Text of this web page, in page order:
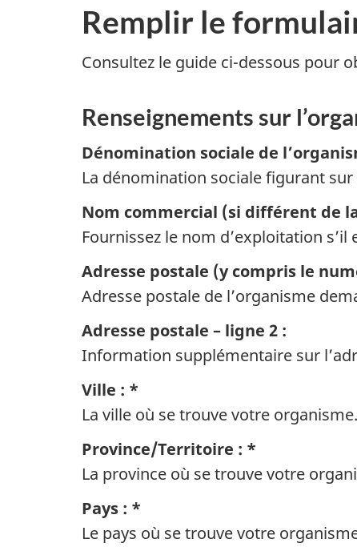
Remplir le
Consultez le guide ci-dessous pour
Renseignements sur
Dénomination sociale de
La dénomination sociale figurant
Nom commercial (si différent de
Fournissez le nom d’exploitation
Adresse postale (y compris le
Adresse postale de l’organisme
Adresse postale – ligne 2 :
Information supplémentaire sur
Ville : *
La ville où se trouve votre organisme.
Province/Territoire : *
La province où se trouve votre
Pays : *
Le pays où se trouve votre